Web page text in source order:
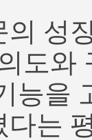
의 성
도와
능을
다는